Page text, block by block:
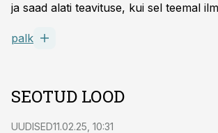
ja saad alati teavituse, kui sel teemal
palk
SEOTUD LOOD
UUDISED11.02.25, 10:31